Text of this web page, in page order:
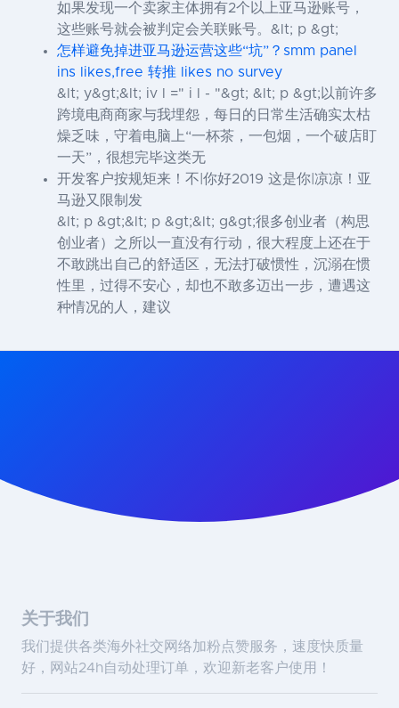
如果发现一个卖家主体拥有2个以上亚马逊账号，
这些账号就会被判定会关联账号。&lt; p &gt;
怎样避免掉进亚马逊运营这些“坑”？smm panel
ins likes,free 转推 likes no survey
&lt; y&gt;&lt; iv l =" i l - "&gt; &lt; p &gt;以前许多
跨境电商商家与我埋怨，每日的日常生活确实太枯
燥乏味，守着电脑上“一杯茶，一包烟，一个破店盯
一天”，很想完毕这类无
开发客户按规矩来！不|你好2019 这是你|凉凉！亚
马逊又限制发
&lt; p &gt;&lt; p &gt;&lt; g&gt;很多创业者（构思
创业者）之所以一直没有行动，很大程度上还在于
不敢跳出自己的舒适区，无法打破惯性，沉溺在惯
性里，过得不安心，却也不敢多迈出一步，遭遇这
种情况的人，建议
关于我们
我们提供各类海外社交网络加粉点赞服务，速度快质量
好，网站24h自动处理订单，欢迎新老客户使用！